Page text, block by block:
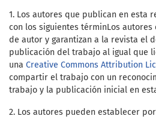
1. Los autores que publican en esta
con los siguientes términLos autores
de autor y garantizan a la revista el
publicación del trabajo al igual que
una Creative Commons Attribution
compartir el trabajo con un
trabajo y la publicación inicial en
2. Los autores pueden establecer